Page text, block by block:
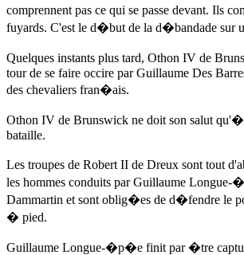
comprennent pas ce qui se passe devant. Ils
fuyards. C'est le d�but de la d�bandade sur
Quelques instants plus tard, Othon IV de
tour de se faire occire par Guillaume Des
des chevaliers fran�ais.
Othon IV de Brunswick ne doit son salut qu'�
bataille.
Les troupes de Robert II de Dreux sont tout
les hommes conduits par Guillaume Longue-
Dammartin et sont oblig�es de d�fendre le
� pied.
Guillaume Longue-�p�e finit par �tre